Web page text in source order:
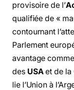
provisoire de l’
qualifiée de «
contournant
Parlement
avantage
des USAet de la
lie l’Union à